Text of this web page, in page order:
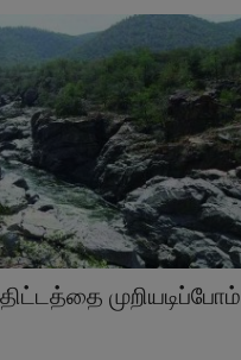
முறியடிப்போம்